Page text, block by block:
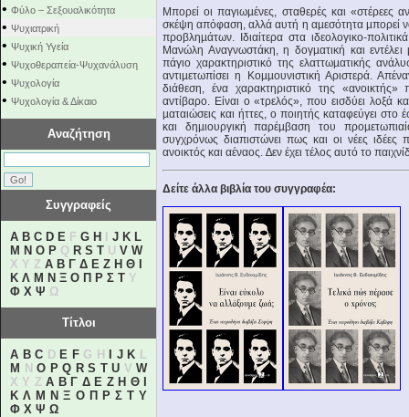
• Φύλο – Σεξουαλικότητα
• Ψυχιατρική
• Ψυχική Υγεία
• Ψυχοθεραπεία-Ψυχανάλυση
• Ψυχολογία
• Ψυχολογία & Δίκαιο
Αναζήτηση
Συγγραφείς
A B C D E F G H J K L
M N O P Q R S T U V W
X Y Z Α Β Γ Δ Ε Ζ Η Θ
Κ Λ Μ Ν Ξ Ο Π Ρ Σ Τ Υ
Φ Χ Ψ Ω
Τίτλοι
A B C D E FG H J K L
M
N O P Q R S T U V W
X Y ZΑ Β Γ Δ Ε Ζ Η Θ
Κ Λ Μ Ν Ξ Ο Π Ρ Σ Τ Υ
Φ Χ Ψ Ω
Μπορεί οι παγιωµένες, σταθερές και «στέρεες
σκέψη απόφαση, αλλά αυτή η αµεσότητα µπορεί
προβληµάτων. Ιδιαίτερα στα ιδεολογικο-
Μανώλη Αναγνωστάκη, η δογµατική και εντέλει
πάγιο χαρακτηριστικό της ελαττωµατικής
αντιµετωπίσει η Κοµµουνιστική Αριστερά.
διάθεση, ένα χαρακτηριστικό της
αντίβαρο. Είναι ο «τρελός», που εισδύει λοξά
µαταιώσεις και ήττες, ο ποιητής καταφεύγει
και δηµιουργική παρέµβαση του
συγχρόνως διαπιστώνει πως και οι νέες ιδέες
ανοικτός και αέναος. ∆εν έχει τέλος αυτό το
Δείτε άλλα βιβλία του συγγραφέα: